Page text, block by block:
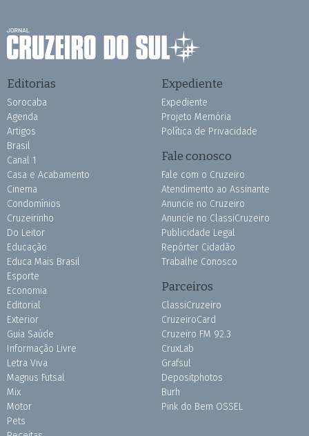
Editorias
Sorocaba
Agenda
Artigos
Brasil
Canal 1
Casa e Acabamento
Cinema
Condomínios
Cruzeirinho
Do Leitor
Educação
Educa Mais Brasil
Esporte
Economia
Editorial
Exterior
Guia Saúde
Informação Livre
Letra Viva
Magnus Futsal
Mix
Motor
Pets
Expediente
Expediente
Projeto Memória
Política de Privacidade
Fale conosco
Fale com o Cruzeiro
Atendimento ao Assinante
Anuncie no Cruzeiro
Anuncie no ClassiCruzeiro
Publicidade Legal
Repórter Cidadão
Trabalhe Conosco
Parceiros
ClassiCruzeiro
CruzeiroCard
Cruzeiro FM 92.3
CruxLab
Grafsul
Depositphotos
Burh
Pink do Bem OSSEL